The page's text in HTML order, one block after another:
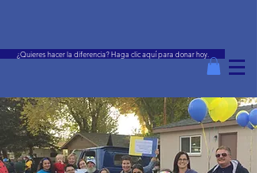
¿Quieres hacer la diferencia? Haga clic aquí para donar hoy.